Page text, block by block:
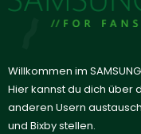
Willkommen im
Hier kannst du dich über
anderen Usern
und Bixby stellen.